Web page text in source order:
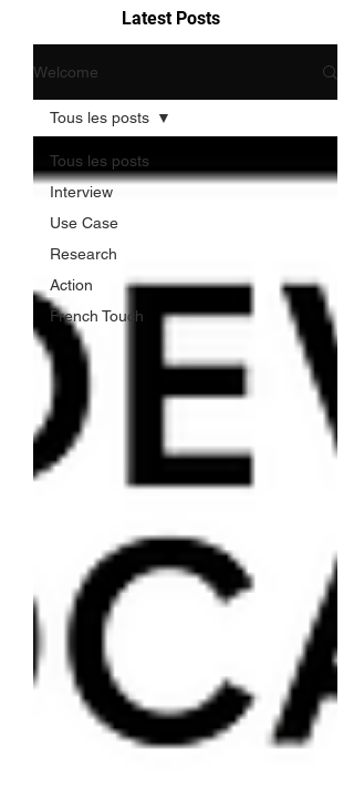
Latest Posts
Welcome
Tous les posts
Interview
Use Case
Research
Action
French Touch
Tous les posts